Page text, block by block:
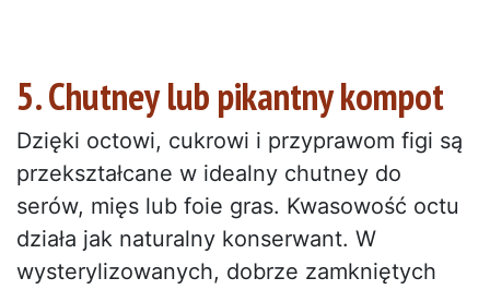
5. Chutney lub pikantny kompot
Dzięki octowi, cukrowi i przyprawom figi są
przekształcane w idealny chutney do
serów, mięs lub foie gras. Kwasowość octu
działa jak naturalny konserwant. W
wysterylizowanych, dobrze zamkniętych